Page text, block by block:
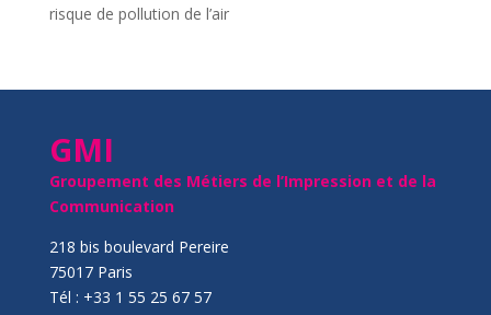
risque de pollution de l’air
GMI
Groupement des Métiers de l’Impression et de la
Communication
218 bis boulevard Pereire
75017 Paris
Tél : +33 1 55 25 67 57